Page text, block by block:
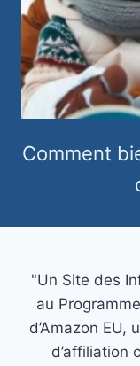
Comment
"Un Site des
au
d’Amazon EU,
d’affiliation